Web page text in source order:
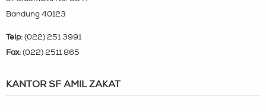
Bandung 40123
Telp: (022) 251 3991
Fax: (022) 2511 865
KANTOR SF AMIL ZAKAT